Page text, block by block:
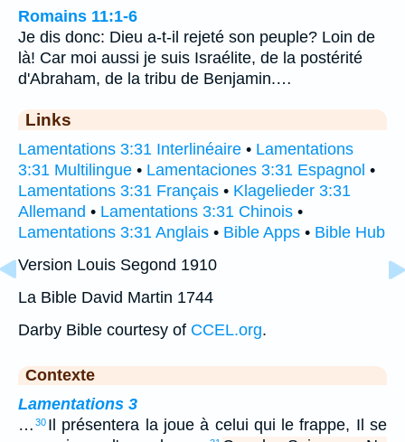
Romains 11:1-6
Je dis donc: Dieu a-t-il rejeté son peuple? Loin de
là! Car moi aussi je suis Israélite, de la postérité
d'Abraham, de la tribu de Benjamin.…
Links
Lamentations 3:31 Interlinéaire • Lamentations
3:31 Multilingue • Lamentaciones 3:31 Espagnol •
Lamentations 3:31 Français • Klagelieder 3:31
Allemand • Lamentations 3:31 Chinois •
Lamentations 3:31 Anglais • Bible Apps • Bible Hub
Version Louis Segond 1910
La Bible David Martin 1744
Darby Bible courtesy of CCEL.org.
Contexte
Lamentations 3
… 30 Il présentera la joue à celui qui le frappe, Il se